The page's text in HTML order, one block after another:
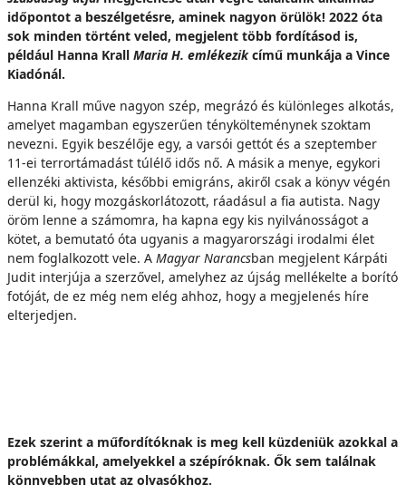
időpontot a beszélgetésre, aminek nagyon örülök! 2022 óta
sok minden történt veled, megjelent több fordításod is,
például Hanna Krall Maria H. emlékezikcímű munkája a Vince
Kiadónál.
Hanna Krall műve nagyon szép, megrázó és különleges alkotás,
amelyet magamban egyszerűen ténykölteménynek szoktam
nevezni. Egyik beszélője egy, a varsói gettót és a szeptember
11-ei terrortámadást túlélő idős nő. A másik a menye, egykori
ellenzéki aktivista, későbbi emigráns, akiről csak a könyv végén
derül ki, hogy mozgáskorlátozott, ráadásul a fia autista. Nagy
öröm lenne a számomra, ha kapna egy kis nyilvánosságot a
kötet, a bemutató óta ugyanis a magyarországi irodalmi élet
nem foglalkozott vele. A Magyar Narancsban megjelent Kárpáti
Judit interjúja a szerzővel, amelyhez az újság mellékelte a borító
fotóját, de ez még nem elég ahhoz, hogy a megjelenés híre
elterjedjen.
Ezek szerint a műfordítóknak is meg kell küzdeniük azokkal a
problémákkal, amelyekkel a szépíróknak. Ők sem találnak
könnyebben utat az olvasókhoz.